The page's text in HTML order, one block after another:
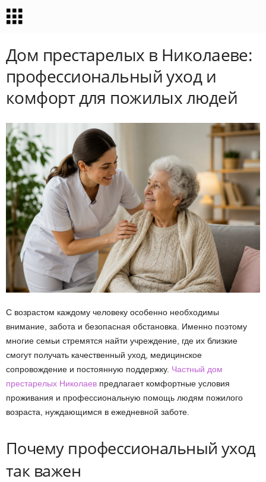
Дом престарелых в Николаеве:
профессиональный уход и
комфорт для пожилых людей
С возрастом каждому человеку особенно необходимы
внимание, забота и безопасная обстановка. Именно поэтому
многие семьи стремятся найти учреждение, где их близкие
смогут получать качественный уход, медицинское
сопровождение и постоянную поддержку. Частный дом
престарелых Николаев предлагает комфортные условия
проживания и профессиональную помощь людям пожилого
возраста, нуждающимся в ежедневной заботе.
Почему профессиональный уход
так важен